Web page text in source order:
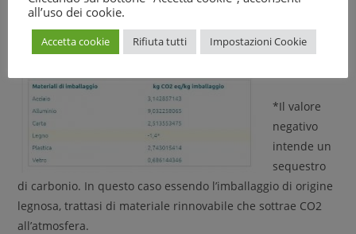
collettività.
Risparmio stimato in un anno: circa 10 euro / 168 Kg CO2
equivalenti
*Il valore
negativo
intende un
sequestro
di carbonio. In questo caso essendo l’imballaggio di origine
legnosa, trattasi di materiale rinnovabile che sottrae CO2
all’atmosfera.
all’uso dei cookie.
Accetta cookie Rifiuta tutti Impostazioni Cookie